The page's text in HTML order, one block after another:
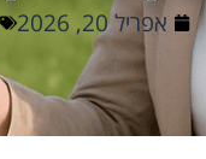
אפריל 20, 2026